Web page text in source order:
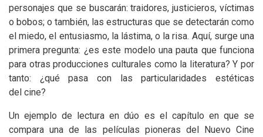
personajes que se buscarán: traidores, justicieros, víctimas
o bobos; o también, las estructuras que se detectarán como
el miedo, el entusiasmo, la lástima, o la risa. Aquí, surge una
primera pregunta: ¿es este modelo una pauta que funciona
para otras producciones culturales como la literatura? Y por
tanto: ¿qué pasa con las particularidades estéticas
del cine?
Un ejemplo de lectura en dúo es el capítulo en que se
compara una de las películas pioneras del Nuevo Cine